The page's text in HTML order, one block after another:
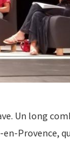
Un long
Provence,